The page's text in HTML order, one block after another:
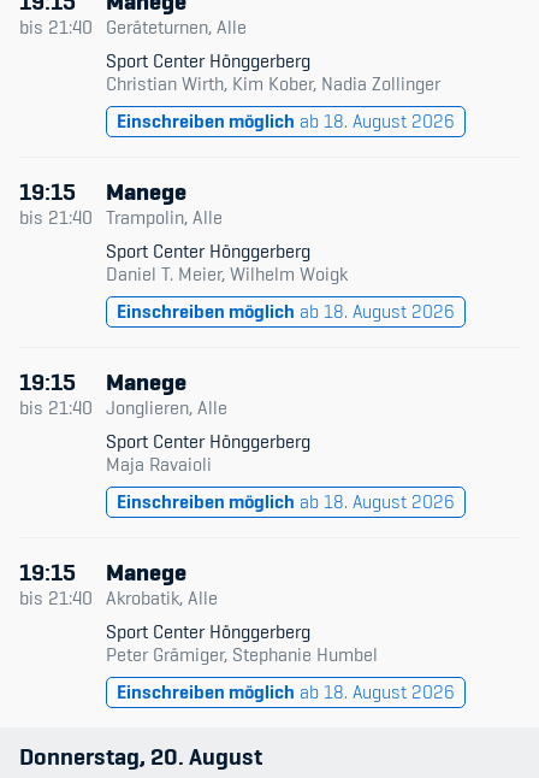
bis 21:40
Geräteturnen, Alle
Sport Center Hönggerberg
Christian Wirth, Kim Kober, Nadia Zollinger
Einschreiben möglich ab 18. August 2026
19:15
bis 21:40
Manege
Trampolin, Alle
Sport Center Hönggerberg
Daniel T. Meier, Wilhelm Woigk
Einschreiben möglich ab 18. August 2026
19:15
bis 21:40
Manege
Jonglieren, Alle
Sport Center Hönggerberg
Maja Ravaioli
Einschreiben möglich ab 18. August 2026
19:15
bis 21:40
Manege
Akrobatik, Alle
Sport Center Hönggerberg
Peter Grämiger, Stephanie Humbel
Einschreiben möglich ab 18. August 2026
Donnerstag 20 August